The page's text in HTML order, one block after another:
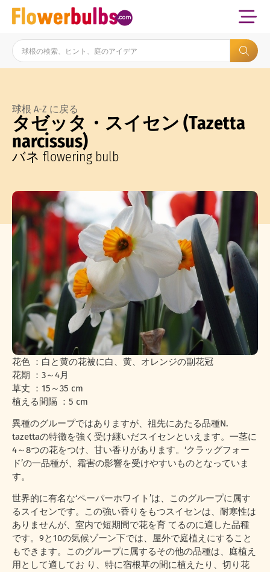
球根 A-Z に戻る
タゼッタ・スイセン (Tazetta
narcissus)
バネ flowering bulb
花色 ：白と黄の花被に白、黄、オレンジの副花冠
花期 ：3～4月
草丈 ：15～35 cm
植える間隔 ：5 cm
異種のグループではありますが、祖先にあたる品種N.
tazettaの特徴を強く受け継いだスイセンといえます。一茎に
4～8つの花をつけ、甘い香りがあります。‘クラッグフォー
ド’の一品種が、霜害の影響を受けやすいものとなっていま
す。
世界的に有名な‘ペーパーホワイト’は、このグループに属す
るスイセンです。この強い香りをもつスイセンは、耐寒性は
ありませんが、室内で短期間で花を育 てるのに適した品種
です。9と10の気候ゾーン下では、屋外で庭植えにすること
もできます。このグループに属するその他の品種は、庭植え
用として適してお り、特に宿根草の間に植えたり、切り花